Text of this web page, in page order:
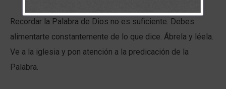
Recordar la Palabra de Dios no es suficiente. Debes
alimentarte constantemente de lo que dice. Ábrela y léela.
Ve a la iglesia y pon atención a la predicación de la
Palabra.